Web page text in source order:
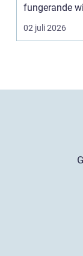
fungerande
Företag som
02 juli 2026